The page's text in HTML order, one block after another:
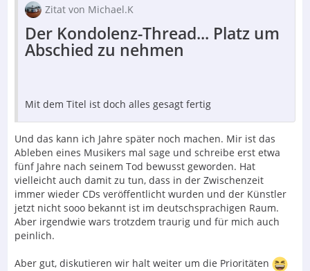
Zitat von Michael.K
Der Kondolenz-Thread... Platz um
Abschied zu nehmen
Mit dem Titel ist doch alles gesagt fertig
Und das kann ich Jahre später noch machen. Mir ist das
Ableben eines Musikers mal sage und schreibe erst etwa
fünf Jahre nach seinem Tod bewusst geworden. Hat
vielleicht auch damit zu tun, dass in der Zwischenzeit
immer wieder CDs veröffentlicht wurden und der Künstler
jetzt nicht sooo bekannt ist im deutschsprachigen Raum.
Aber irgendwie wars trotzdem traurig und für mich auch
peinlich.
Aber gut, diskutieren wir halt weiter um die Prioritäten